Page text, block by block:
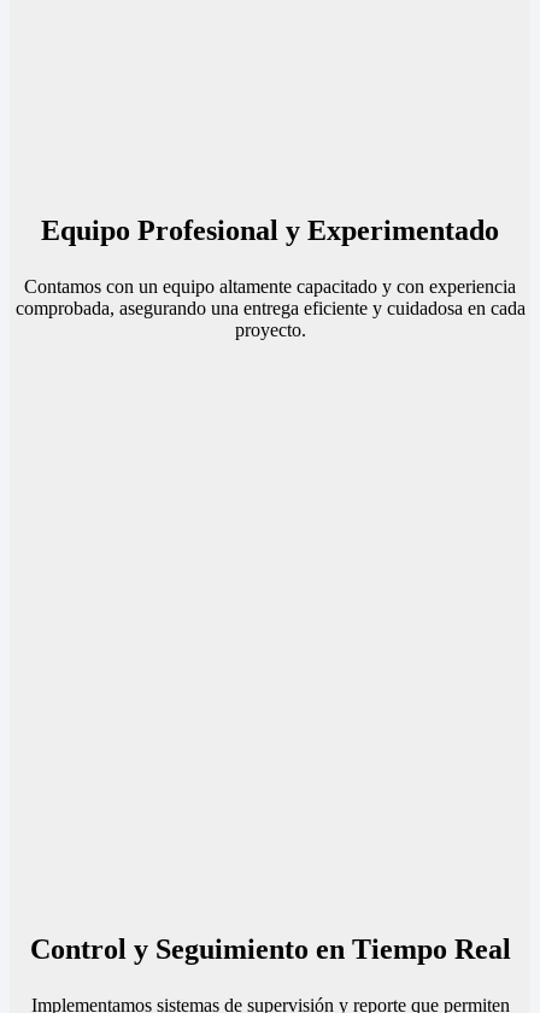
Equipo Profesional y Experimentado
Contamos con un equipo altamente capacitado y con experiencia
comprobada, asegurando una entrega eficiente y cuidadosa en cada
proyecto.
Control y Seguimiento en Tiempo Real
Implementamos sistemas de supervisión y reporte que permiten